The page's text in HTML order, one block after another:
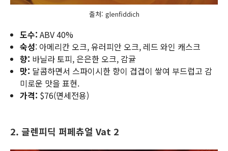
출처: glenfiddich
도수: ABV 40%
숙성: 아메리칸 오크, 유러피안 오크, 레드 와인 캐스크
향: 바닐라 토피, 은은한 오크, 감귤
맛: 달콤하면서 스파이시한 향이 겹겹이 쌓여 부드럽고 감
미로운 맛을 표현.
가격: $76(면세전용)
2. 글렌피딕 퍼페츄얼 Vat 2